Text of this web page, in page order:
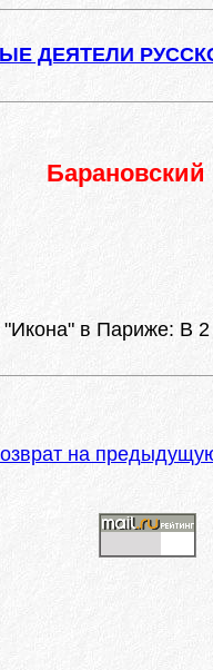
ДЕЯТЕЛИ
Барановский
в Париже: В
на